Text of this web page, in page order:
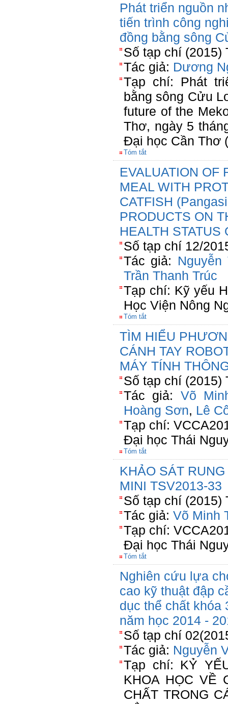
Phát triển nguồn
tiến trình công
đồng bằng sông
Số tạp chí (2015)
Tác giả: Dương
Tạp chí: Phát
bằng sông Cửu
future of the
Thơ, ngày 5
Đại học Cần Thơ
Tóm tắt
EVALUATION OF
MEAL WITH
CATFISH
PRODUCTS ON
HEALTH
Số tạp chí 12/
Tác giả: Nguyễn
Trần Thanh Trúc
Tạp chí: Kỹ yếu
Học Viện Nông
Tóm tắt
TÌM HIỂU
CÁNH TAY
MÁY TÍNH
Số tạp chí (2015)
Tác giả: Võ
Hoàng Sơn, Lê
Tạp chí:
Đại học Thái
Tóm tắt
KHẢO SÁT
MINI TSV2013-33
Số tạp chí (2015)
Tác giả: Võ Minh
Tạp chí:
Đại học Thái
Tóm tắt
Nghiên cứu lựa
cao kỹ thuật đập
dục thể chất
năm học 2014 -
Số tạp chí
Tác giả: Nguyễn
Tạp chí: KỶ
KHOA HỌC VỀ
CHẤT TRONG